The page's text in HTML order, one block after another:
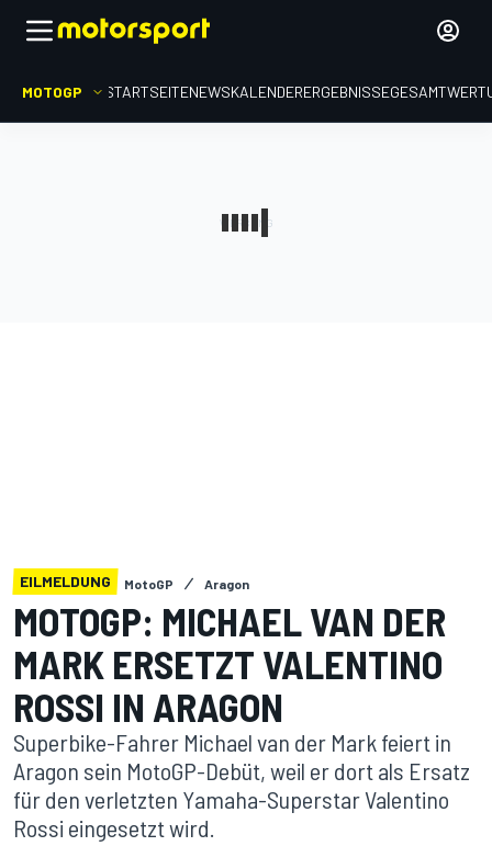
MOTOGP STARTSEITENEWSKALENDERERGEBNISSE
EILMELDUNG MotoGP Aragon
MOTOGP: MICHAEL VAN DER
MARK ERSETZT VALENTINO
ROSSI IN ARAGON
Superbike-Fahrer Michael van der Mark feiert in
Aragon sein MotoGP-Debüt, weil er dort als Ersatz
für den verletzten Yamaha-Superstar Valentino
Rossi eingesetzt wird.